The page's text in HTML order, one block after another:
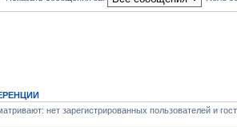
нет зарегистрированных пользователей и